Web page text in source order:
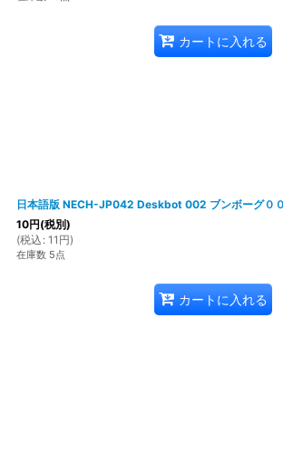
カートに入れる
日本語版 NECH-JP042 Deskbot 002 ブンボーグ０
10円(税別)
(税込 : 11 円)
在庫数 5点
カートに入れる